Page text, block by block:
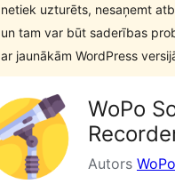
netiek uzturēts, nesaņemt
un tam var būt saderības
ar jaunākām WordPress
WoPo
Autors